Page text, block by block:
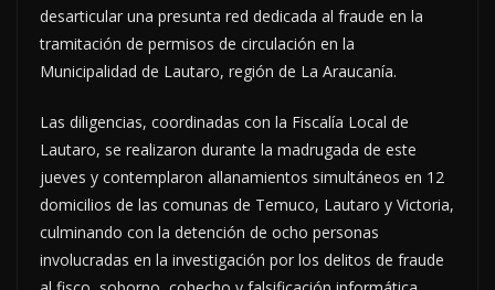
desarticular una presunta red dedicada al fraude en la
tramitación de permisos de circulación en la
Municipalidad de Lautaro, región de La Araucanía.
Las diligencias, coordinadas con la Fiscalía Local de
Lautaro, se realizaron durante la madrugada de este
jueves y contemplaron allanamientos simultáneos en 12
domicilios de las comunas de Temuco, Lautaro y Victoria,
culminando con la detención de ocho personas
involucradas en la investigación por los delitos de fraude